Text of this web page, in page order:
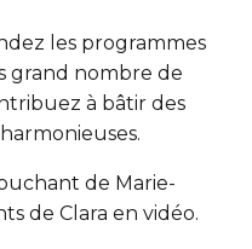
d'équipements
C-Vert
les programmes
grand nombre de
à bâtir des
de Marie-
de Clara en vidéo.